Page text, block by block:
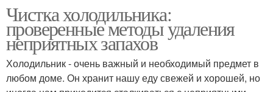
Чистка холодильника:
проверенные методы удаления
неприятных запахов
Холодильник - очень важный и необходимый предмет в
любом доме. Он хранит нашу еду свежей и хорошей, но